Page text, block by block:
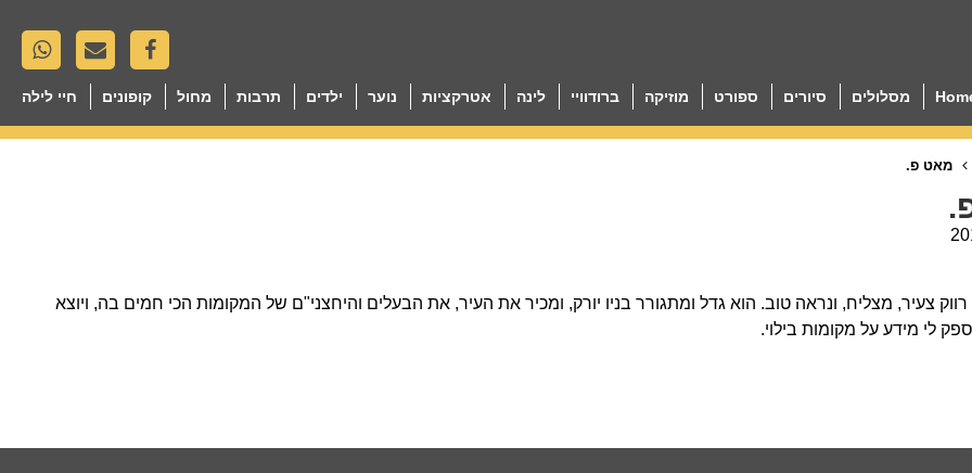
מסלולים סיורים ספורט מוזיקה ברודוויי לינה אטרקציות נוער ילדים תרבות מחול קופונים חיי לילה
מאט פ.
צעיר, מצליח, ונראה טוב. הוא גדל ומתגורר בניו יורק, ומכיר את העיר, את הבעלים והיחצני"ם של המקומות הכי חמים בה, ויוצא
לי מידע על מקומות בילוי.